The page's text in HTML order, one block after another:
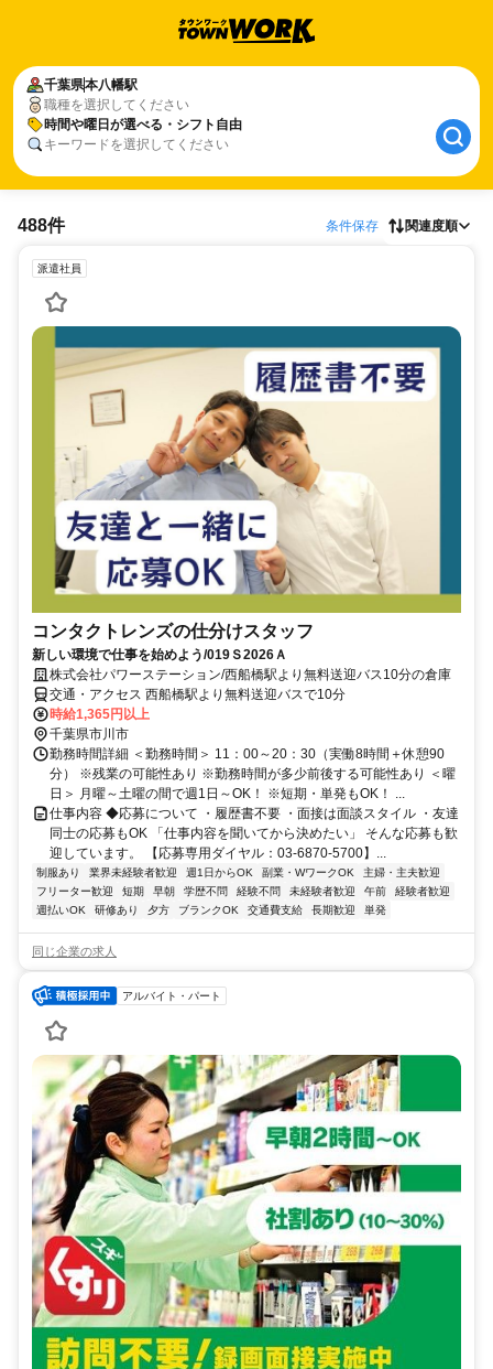
千葉県本八幡駅
職種を選択してください
時間や曜日が選べる・シフト自由
キーワードを選択してください
488件 条件保存 関連度順
派遣社員
コンタクトレンズの仕分けスタッフ
新しい環境で仕事を始めよう/019Ｓ2026Ａ
株式会社パワーステーション/西船橋駅より無料送迎バス10分の倉庫
交通・アクセス 西船橋駅より無料送迎バスで10分
時給1,365円以上
千葉県市川市
勤務時間詳細 ＜勤務時間＞ 11：00～20：30（実働8時間＋休憩90
分） ※残業の可能性あり ※勤務時間が多少前後する可能性あり ＜曜
日＞ 月曜～土曜の間で週1日～OK！ ※短期・単発もOK！ ...
仕事内容 ◆応募について ・履歴書不要 ・面接は面談スタイル ・友達
同士の応募もOK 「仕事内容を聞いてから決めたい」 そんな応募も歓
迎しています。 【応募専用ダイヤル：03-6870-5700】...
制服あり 業界未経験者歓迎 週1日からOK 副業・WワークOK
主婦・主夫歓迎
フリーター歓迎
短期 早朝 学歴不問 経験不問 未経験者歓迎 午前
経験者歓迎
週払いOK
研修あり 夕方 ブランクOK 交通費支給 長期歓迎 単発
同じ企業の求人
アルバイト・パート